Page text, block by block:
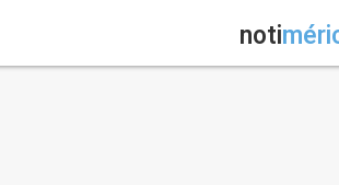
noti